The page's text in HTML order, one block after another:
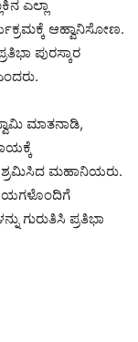
ಎಲ್ಲಾ
ಆಹ್ವಾನಿಸೋಣ.
ಪುರಸ್ಕಾರ
ಮಾತನಾಡಿ,
ಶ್ರಮಿಸಿದ ಮಹಾನಿಯರು.
ಗುರುತಿಸಿ ಪ್ರತಿಭಾ